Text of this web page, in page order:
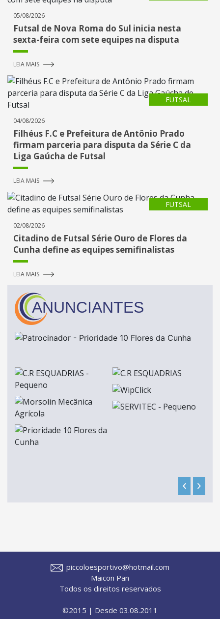
05/08/2026
Futsal de Nova Roma do Sul inicia nesta
sexta-feira com sete equipes na disputa
LEIA MAIS
FUTSAL
04/08/2026
Filhéus F.C e Prefeitura de Antônio Prado
firmam parceria para disputa da Série C da
Liga Gaúcha de Futsal
LEIA MAIS
FUTSAL
02/08/2026
Citadino de Futsal Série Ouro de Flores da
Cunha define as equipes semifinalistas
LEIA MAIS
ANUNCIANTES
piccoloesportivo@hotmail.com
Maicon Pan
Todos os direitos reservados
©2015 | Desde 03.08.2011